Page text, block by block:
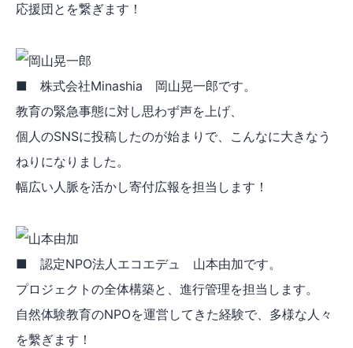
応援団とを繋ぎます！
■ 株式会社Minashia 岡山晃一郎です。
教育の緊急事態に対し思わず声を上げ、
個人のSNSに投稿したのが始まりで、こんなに大きなう
ねりになりました。
幅広い人脈を活かし寄付広報を担当します！
■ 認定NPO法人エコエデュ 山本由加です。
プロジェクトの全体構築と、進行管理を担当します。
自然体験教育のNPOを運営してきた経験で、多様な人々
を繫ぎます！